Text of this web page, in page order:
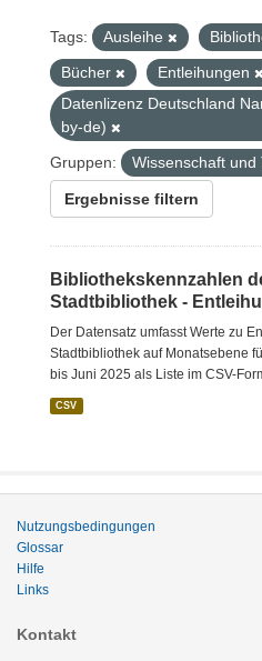
Tags: Ausleihe
Bücher
Entleihungen
Datenlizenz Deutschland
by-de)
Gruppen:
Wissenschaft und
Ergebnisse filtern
Bibliothekskennzahlen
Stadtbibliothek -
Der Datensatz umfasst Werte zu
Stadtbibliothek auf Monatsebene
bis Juni 2025 als Liste im CSV-
CSV
Nutzungsbedingungen
Glossar
Hilfe
Links
Kontakt